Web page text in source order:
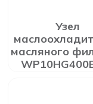
Узел
масляного